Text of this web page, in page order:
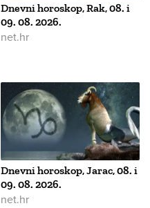
Dnevni horoskop, Rak, 08. i
09. 08. 2026.
net.hr
Dnevni horoskop, Jarac, 08. i
09. 08. 2026.
net.hr